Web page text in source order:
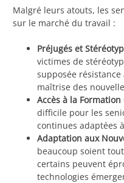
Malgré leurs atouts, les
sur le marché du travail :
Préjugés et
victimes de
supposée
maîtrise des
Accès à la
difficile pour les
continues adaptées
Adaptation aux
beaucoup soient
certains peuvent
technologies